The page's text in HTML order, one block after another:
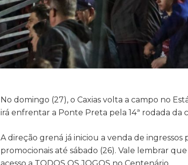
No domingo (27), o Caxias volta a campo no
irá enfrentar a Ponte Preta pela 14ª rodada da
A direção grená já iniciou a venda de
promocionais até sábado (26). Vale lembrar
acesso a TODOS OS JOGOS no Centenário.